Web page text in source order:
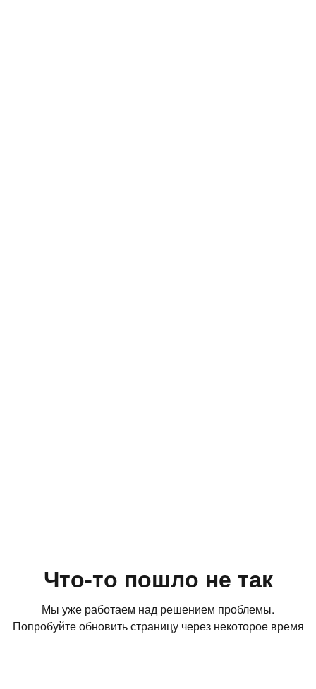
Что-то пошло не так
Мы уже работаем над решением проблемы.
Попробуйте обновить страницу через некоторое время